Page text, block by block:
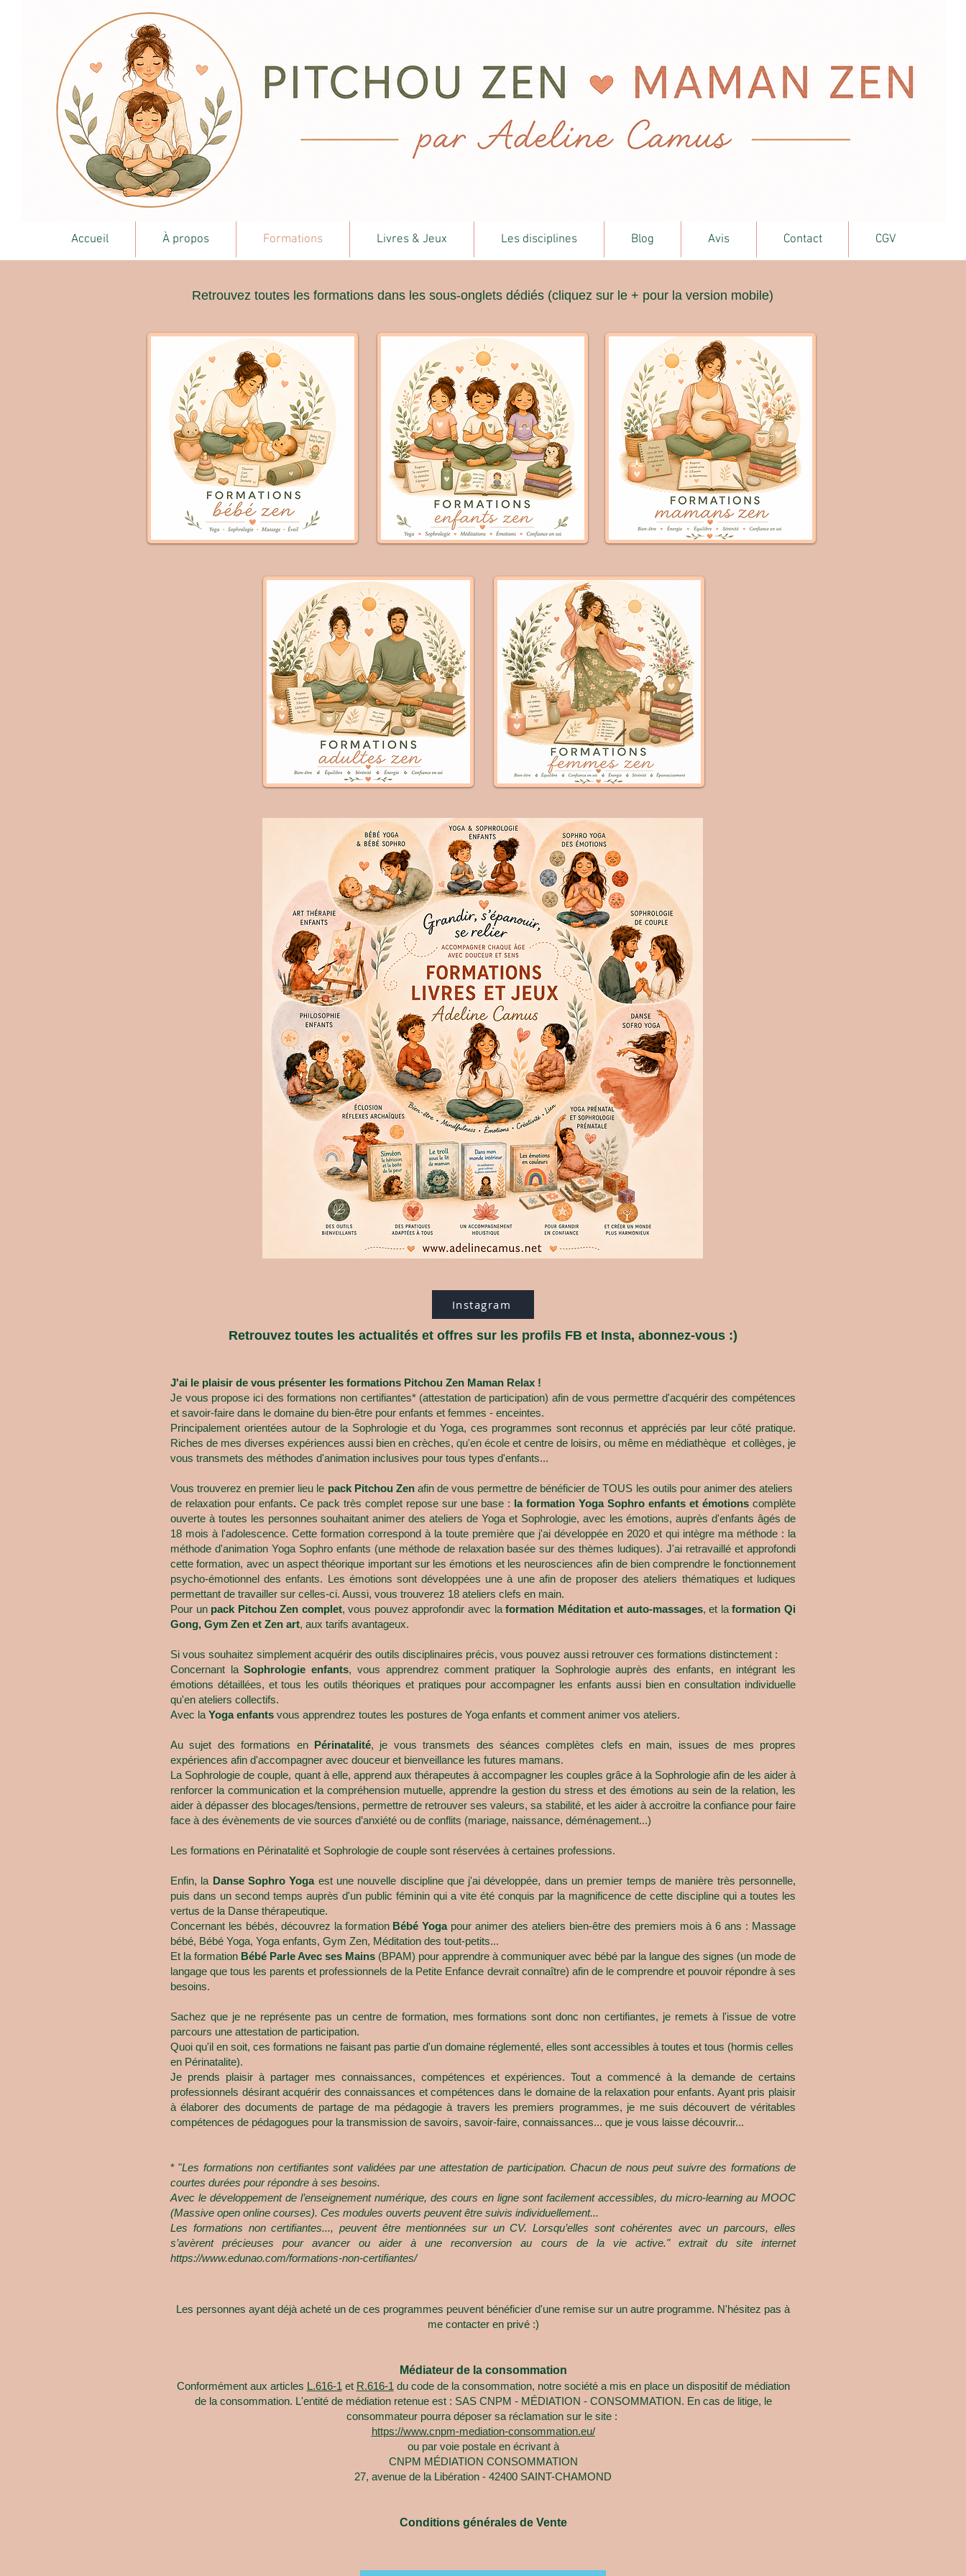
Accueil À propos Formations Livres & Jeux Les disciplines Blog Avis Contact CGV
Retrouvez toutes les formations dans les sous-onglets dédiés (cliquez sur le + pour la version mobile)
Retrouvez toutes les actualités et offres sur les profils FB et Insta, abonnez-vous :)
J'ai le plaisir de vous présenter les formations Pitchou Zen Maman Relax !
Je vous propose ici des formations non certifiantes*(attestation de participation) afin de vous permettre d'acquérir des compétences
et savoir-faire dans le domaine du bien-être pour enfants et femmes - enceintes.
Principalement orientées autour de la Sophrologie et du Yoga, ces programmes sont reconnus et appréciés par leur côté pratique.
Riches de mes diverses expériences aussi bien en crèches, qu'en école et centre de loisirs, ou même en médiathèque et collèges, je
vous transmets des méthodes d'animation inclusives pour tous types d'enfants...
Vous trouverez en premier lieu le pack Pitchou Zen afin devous permettre de bénéficier de TOUS les outils pour animer des ateliers
de relaxation pour enfants. Ce pack très complet repose sur une base : la formation Yoga Sophro enfants et émotions complète
ouverte à toutes les personnes souhaitant animer des ateliers de Yoga et Sophrologie, avec les émotions, auprès d'enfants âgés de
18 mois à l'adolescence. Cette formation correspond à la toute première que j'ai développée en 2020 et qui intègre ma méthode : la
méthode d'animation Yoga Sophro enfants (une méthode de relaxation basée sur des thèmes ludiques). J'ai retravaillé et approfondi
cette formation, avec un aspect théorique important sur les émotions et les neurosciences afin de bien comprendre le fonctionnement
psycho-émotionnel des enfants. Les émotions sont développées une à une afin de proposer des ateliers thématiques et ludiques
permettant de travailler sur celles-ci. Aussi, vous trouverez 18 ateliers clefs en main.
Pour un pack Pitchou Zen complet, vous pouvez approfondir avec laformation Méditation et auto-massages, et laformation Qi
Gong, Gym Zen et Zen art, aux tarifs avantageux.
Si vous souhaitez simplement acquérir des outils disciplinaires précis, vous pouvez aussi retrouver ces formations distinctement :
Concernant laSophrologie enfants, vous apprendrez comment pratiquer la Sophrologie auprès des enfants, en intégrant les
émotions détaillées, et tous les outils théoriques et pratiques pour accompagner les enfants aussi bien en consultation individuelle
qu'en ateliers collectifs.
Avec la Yoga enfants vous apprendrez toutes les postures de Yoga enfants et comment animer vos ateliers.
Au sujet des formations en Périnatalité, je vous transmets des séances complètes clefs en main, issues de mes propres
expériences afin d'accompagner avec douceur et bienveillance les futures mamans.
La Sophrologie de couple, quant à elle, apprend aux thérapeutes à accompagner les couples grâce à la Sophrologie afin de les aider à
renforcer la communication et la compréhension mutuelle, apprendre la gestion du stress et des émotions au sein de la relation, les
aider à dépasser des blocages/tensions, permettre de retrouver ses valeurs, sa stabilité, et les aider à accroitre la confiance pour faire
face à des évènements de vie sources d’anxiété ou de conflits (mariage, naissance, déménagement...)
Les formations en Périnatalité et Sophrologie de couple sont réservées à certaines professions.
Enfin, la Danse Sophro Yogaest une nouvelle discipline que j'ai développée, dans un premier temps de manière très personnelle,
puis dans un second temps auprès d'un public féminin qui a vite été conquis par la magnificence de cette discipline qui a toutes les
vertus de la Danse thérapeutique.
Concernant les bébés, découvrez la formation Bébé Yogapour animer des ateliers bien-être des premiers mois à 6 ans : Massage
bébé, Bébé Yoga, Yoga enfants, Gym Zen, Méditation des tout-petits...
Et la formation Bébé Parle Avec ses Mains (BPAM) pour apprendre à communiquer avec bébé par la langue des signes (un mode de
langage que tous les parents et professionnels de la Petite Enfance devrait connaître) afin de le comprendre et pouvoir répondre à ses
besoins.
Sachez que je ne représente pas un centre de formation, mes formations sont donc non certifiantes, je remets à l'issue de votre
parcours une attestation de participation.
Quoi qu'il en soit, ces formations ne faisant pas partie d'un domaine réglementé, elles sont accessibles à toutes et tous (hormis celles
en Périnatalite).
Je prends plaisir à partager mes connaissances, compétences et expériences. Tout a commencé à la demande de certains
professionnels désirant acquérir des connaissances et compétences dans le domaine de la relaxation pour enfants. Ayant pris plaisir
à élaborer des documents de partage de ma pédagogie à travers les premiers programmes, je me suis découvert de véritables
compétences de pédagogues pour la transmission de savoirs, savoir-faire, connaissances... que je vous laisse découvrir...
* "Les formations non certifiantes sont validées par une attestation de participation. Chacun de nous peut suivre des formations de
courtes durées pour répondre à ses besoins.
Avec le développement de l’enseignement numérique, des cours en ligne sont facilement accessibles, du micro-learning au MOOC
(Massive open online courses). Ces modules ouverts peuvent être suivis individuellement...
Les formations non certifiantes..., peuvent être mentionnées sur un CV. Lorsqu’elles sont cohérentes avec un parcours, elles
s’avèrent précieuses pour avancer ou aider à une reconversion au cours de la vie active." extrait du site internet
https://www.edunao.com/formations-non-certifiantes/
Les personnes ayant déjà acheté un de ces programmes peuvent bénéficier d'une remise sur un autre programme. N'hésitez pas à
me contacter en privé :)
Médiateur de la consommation
Conformément aux articles L.616-1 et R.616-1 du code de la consommation, notre société a mis en place un dispositif de médiation
de la consommation. L'entité de médiation retenue est : SAS CNPM - MÉDIATION - CONSOMMATION. En cas de litige, le
consommateur pourra déposer sa réclamation sur le site :
https://www.cnpm-mediation-consommation.eu/
ou par voie postale en écrivant à
CNPM MÉDIATION CONSOMMATION
27, avenue de la Libération - 42400 SAINT-CHAMOND
Conditions générales de Vente
Instagram